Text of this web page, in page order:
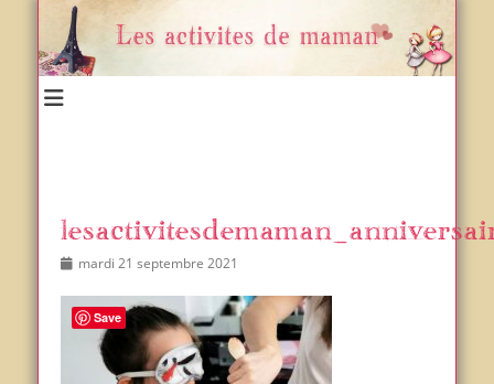
Postedmardi 21 septembre 2021
Save